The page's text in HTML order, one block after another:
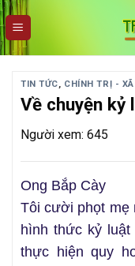
Skip
to
content
TIN TỨC, CHÍNH TRỊ -
Về chuyện kỷ
Người xem: 645
Ong Bắp Cày
Tôi cười phọt mẹ
hình thức kỷ luật
thực hiện quy